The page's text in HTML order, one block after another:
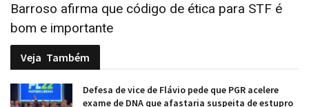
Barroso afirma que código de ética para STF é
bom e importante
Veja Também
Defesa de vice de Flávio pede que PGR acelere
exame de DNA que afastaria suspeita de estupro